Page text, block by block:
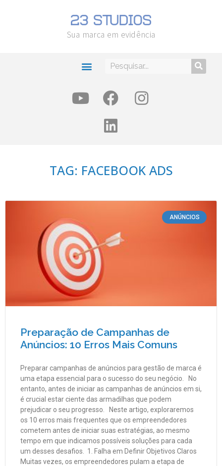
Sua marca em evidência
TAG: FACEBOOK ADS
ANÚNCIOS
Preparação de Campanhas de
Anúncios: 10 Erros Mais Comuns
Preparar campanhas de anúncios para gestão de marca é
uma etapa essencial para o sucesso do seu negócio. No
entanto, antes de iniciar as campanhas de anúncios em si,
é crucial estar ciente das armadilhas que podem
prejudicar o seu progresso. Neste artigo, exploraremos
os 10 erros mais frequentes que os empreendedores
cometem antes de iniciar suas estratégias, ao mesmo
tempo em que indicamos possíveis soluções para cada
um desses desafios. 1. Falha em Definir Objetivos Claros
Muitas vezes, os empreendedores pulam a etapa de